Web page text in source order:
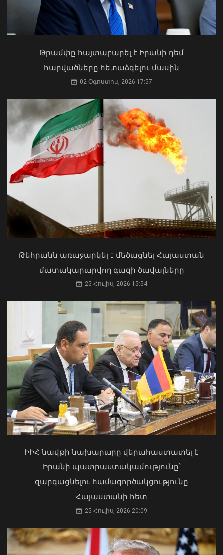
Արարատ Միրզոյանը 5-օրյա
արձակուրդում կգտնվի
08 Օգոստոս, 2026 10:01
Cherokee»-ն և «Toyota Camry»-ն
07 Օգոստոս, 2026 23:54
«Դոլֆին» թայֆունը շարժվում է դեպի
Չինաստան․ վտանգի տակ է մինչև 30
միլիոն մարդ․ Լևոն Ազիզյան
նախագահը շնորհավորել է ՀՀ ԱԺ
նախագահին
04 Օգոստոս, 2026 17:41
Ի՞նչ ուղերձ էր ոտքի չկանգնելը.
Աղաջանյանը` ընդդիմությանը
02 Օգոստոս, 2026 15:22
Մկրտության արարողությունից հետո
Արտաշատում 14 մարդ թունավորման
ախտանիշներով դիմել է ԲԿ. ՀՎԿԱԿ
02 Օգոստոս, 2026 15:06
Թրամփը հայտարարել է Իրանի դեմ
հարվածները հետաձգելու մասին
02 Օգոստոս, 2026 17:57
Թեհրանն առաջարկել է մեծացնել Հայաստան
մատակարարվող գազի ծավալները
25 Հուլիս, 2026 15:54
ԻԻՀ նավթի նախարարը վերահաստատել է
Իրանի պատրաստակամությունը՝
զարգացնելու համագործակցությունը
Հայաստանի հետ
25 Հուլիս, 2026 20:09